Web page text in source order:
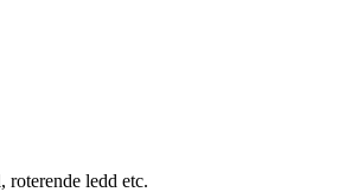
ledd etc.